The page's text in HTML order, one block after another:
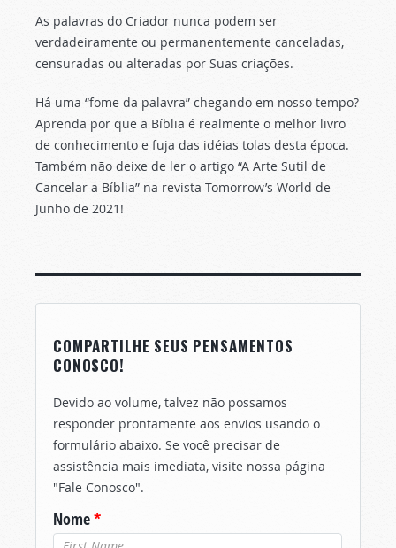
As palavras do Criador nunca podem ser
verdadeiramente ou permanentemente canceladas,
censuradas ou alteradas por Suas criações.
Há uma “fome da palavra” chegando em nosso tempo?
Aprenda por que a Bíblia é realmente o melhor livro
de conhecimento e fuja das idéias tolas desta época.
Também não deixe de ler o artigo “A Arte Sutil de
Cancelar a Bíblia” na revista Tomorrow’s World de
Junho de 2021!
COMPARTILHE SEUS PENSAMENTOS
CONOSCO!
Devido ao volume, talvez não possamos
responder prontamente aos envios usando o
formulário abaixo. Se você precisar de
assistência mais imediata, visite nossa página
"Fale Conosco".
Nome*